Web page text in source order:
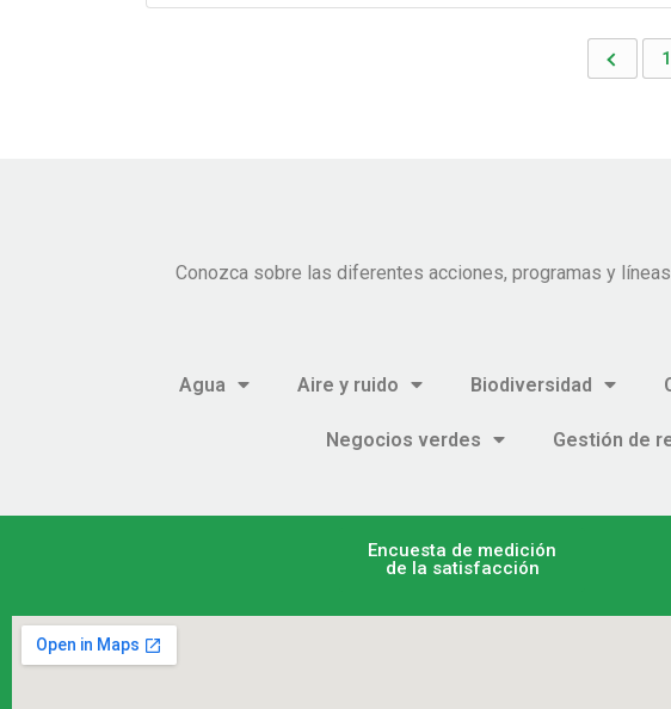
1
Conozca sobre las diferentes acciones, programas y
Agua Aire y ruido Biodiversidad
Negocios verdes Gestión de
Encuesta de medición
de la satisfacción